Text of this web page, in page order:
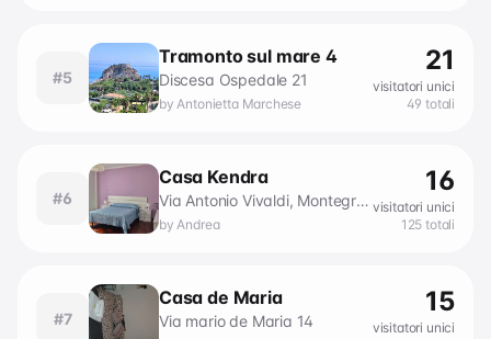
#5
Tramonto sul mare 4
Discesa Ospedale 21
byAntonietta Marchese
21
visitatori unici
49 totali
#6
Casa Kendra
Via Antonio Vivaldi, Montegrotto Terme, Padova, Veneto, 35036, Italia
byAndrea
16
visitatori unici
125 totali
#7
Casa de Maria
Via mario de Maria 14
15
visitatori unici